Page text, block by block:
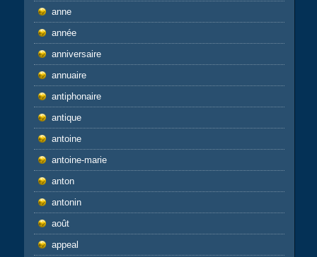
anne
année
anniversaire
annuaire
antiphonaire
antique
antoine
antoine-marie
anton
antonin
août
appeal